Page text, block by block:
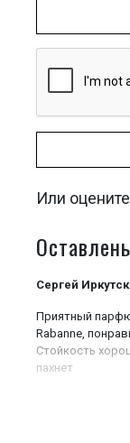
Или
Сергей Иркутск
Приятный
Rabanne,
Стойкость
пахнет